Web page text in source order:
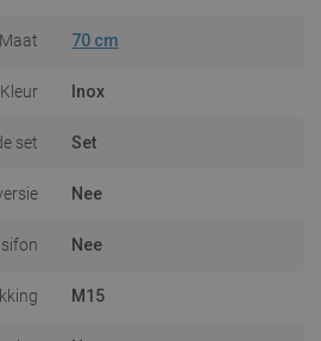
Maat 70 cm
Kleur Inox
set Set
Nee
Nee
M15